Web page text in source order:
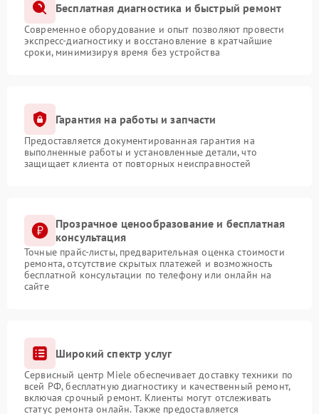
Бесплатная диагностика и быстрый ремонт
Современное оборудование и опыт позволяют провести
экспресс-диагностику и восстановление в кратчайшие
сроки, минимизируя время без устройства
Гарантия на работы и запчасти
Предоставляется документированная гарантия на
выполненные работы и установленные детали, что
защищает клиента от повторных неисправностей
Прозрачное ценообразование и бесплатная
консультация
Точные прайс-листы, предварительная оценка стоимости
ремонта, отсутствие скрытых платежей и возможность
бесплатной консультации по телефону или онлайн на
сайте
Широкий спектр услуг
Сервисный центр Miele обеспечивает доставку техники по
всей РФ, бесплатную диагностику и качественный ремонт,
включая срочный ремонт. Клиенты могут отслеживать
статус ремонта онлайн. Также предоставляется